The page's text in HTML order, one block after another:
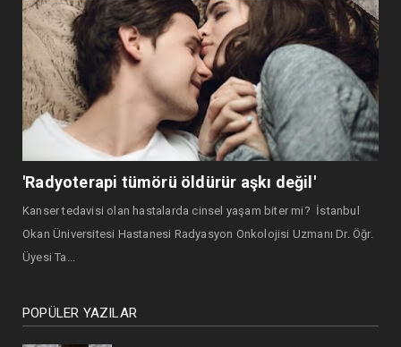
'Radyoterapi tümörü öldürür aşkı değil'
Kanser tedavisi olan hastalarda cinsel yaşam biter mi? İstanbul
Okan Üniversitesi Hastanesi Radyasyon Onkolojisi Uzmanı Dr. Öğr.
Üyesi Ta...
POPÜLER YAZILAR